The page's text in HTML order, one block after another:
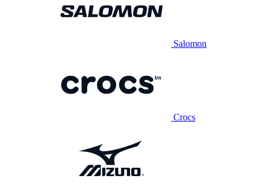
Salomon
Crocs